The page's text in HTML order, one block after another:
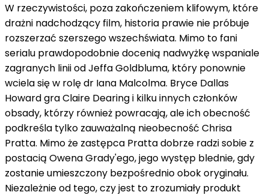
W rzeczywistości, poza zakończeniem klifowym, które
drażni nadchodzący film, historia prawie nie próbuje
rozszerzać szerszego wszechświata. Mimo to fani
serialu prawdopodobnie docenią nadwyżkę wspaniale
zagranych linii od Jeffa Goldbluma, który ponownie
wciela się w rolę dr Iana Malcolma. Bryce Dallas
Howard gra Claire Dearing i kilku innych członków
obsady, którzy również powracają, ale ich obecność
podkreśla tylko zauważalną nieobecność Chrisa
Pratta. Mimo że zastępca Pratta dobrze radzi sobie z
postacią Owena Grady'ego, jego występ blednie, gdy
zostanie umieszczony bezpośrednio obok oryginału.
Niezależnie od tego, czy jest to zrozumiały produkt